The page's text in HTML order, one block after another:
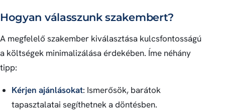
Hogyan válasszunk szakembert?
A megfelelő szakember kiválasztása kulcsfontosságú
a költségek minimalizálása érdekében. Íme néhány
tipp:
Kérjen ajánlásokat: Ismerősök, barátok
tapasztalatai segíthetnek a döntésben.